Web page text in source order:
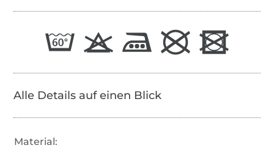
Alle Details auf einen Blick
Material: